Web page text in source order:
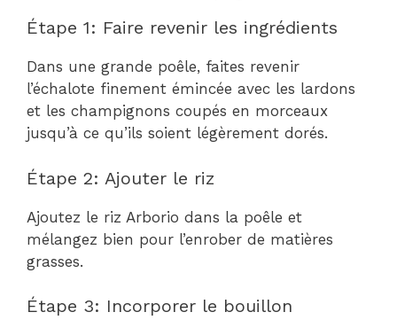
Étape 1: Faire revenir les ingrédients
Dans une grande poêle, faites revenir
l’échalote finement émincée avec les lardons
et les champignons coupés en morceaux
jusqu’à ce qu’ils soient légèrement dorés.
Étape 2: Ajouter le riz
Ajoutez le riz Arborio dans la poêle et
mélangez bien pour l’enrober de matières
grasses.
Étape 3: Incorporer le bouillon